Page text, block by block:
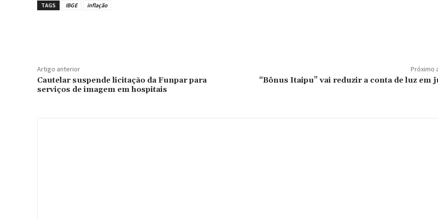
TAGS IBGE inflação
Artigo anterior
Cautelar suspende licitação da Funpar para
serviços de imagem em hospitais
Próximo
“Bônus Itaipu” vai reduzir a conta de luz em